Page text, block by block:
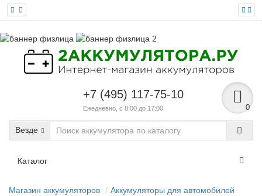
+7 (495) 117-75-10
Ежедневно, с 8:00 до 17:00 0
Везде
Каталог
Магазин аккумуляторов
Аккумуляторы для автомобилей